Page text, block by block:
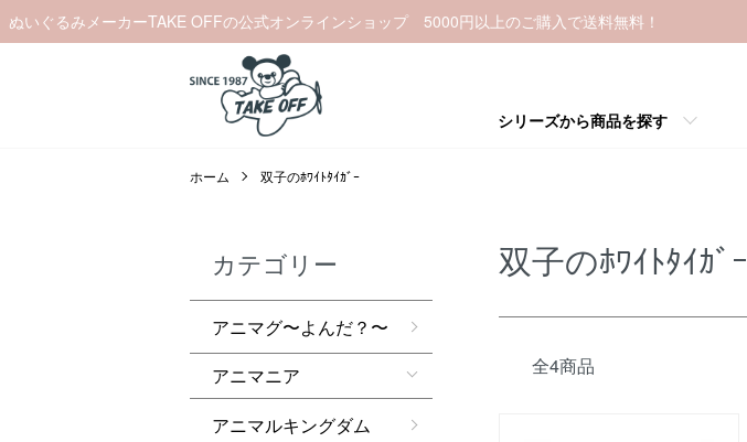
ぬいぐるみメーカーTAKE OFFの公式オンラインショップ 5000円以上のご購入で送料無料！
シリーズから商品を探す
ホーム 双子のﾎﾜｲﾄﾀｲｶﾞｰ
双子のﾎﾜｲﾄﾀｲｶﾞｰ
全4商品
カテゴリー
アニマグ〜よんだ？〜
アニマニア
アニマルキングダム